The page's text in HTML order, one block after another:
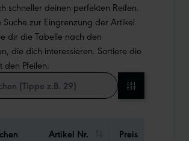
schneller deinen perfekten Reifen.
Suche zur Eingrenzung der Artikel
dir die Tabelle nach den
die dich interessieren. Sortiere die
den Pfeilen.
Artikel Nr. Preis